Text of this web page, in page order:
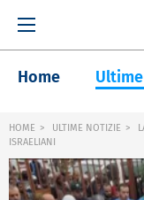
Home
HOME ULTIME NOTIZIE
ISRAELIANI